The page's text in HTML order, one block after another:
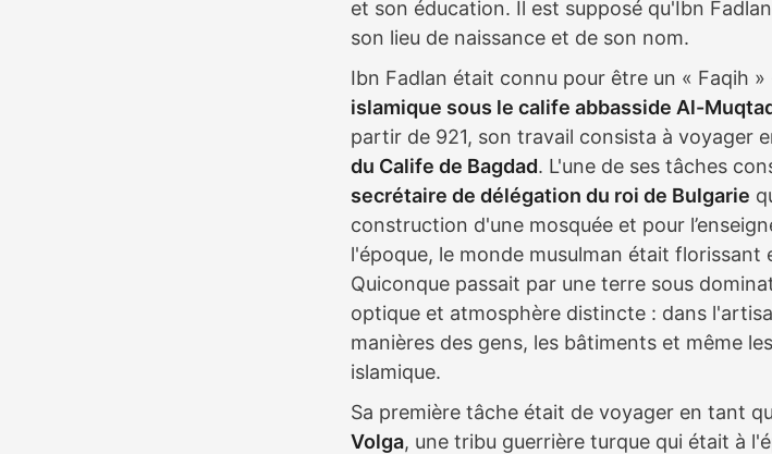
et son éducation. Il est supposé qu'Ibn
son lieu de naissance et de son nom.
Ibn Fadlan était connu pour être un « Faqih »
islamique sous le calife abbasside Al-
partir de 921, son travail consista à voyager
du Calife de Bagdad. L'une de ses tâches
secrétaire de délégation du roi de Bulgarie
construction d'une mosquée et pour
l'époque, le monde musulman était florissant
Quiconque passait par une terre sous
optique et atmosphère distincte : dans
manières des gens, les bâtiments et même
islamique.
Sa première tâche était de voyager en tant
Volga, une tribu guerrière turque qui était à